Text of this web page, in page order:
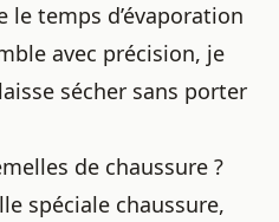
le temps d’évaporation
avec précision, je
sécher sans porter
de chaussure ?
spéciale chaussure,